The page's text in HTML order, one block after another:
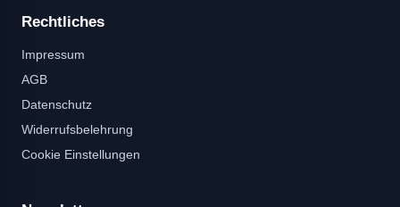
Rechtliches
Impressum
AGB
Datenschutz
Widerrufsbelehrung
Cookie Einstellungen